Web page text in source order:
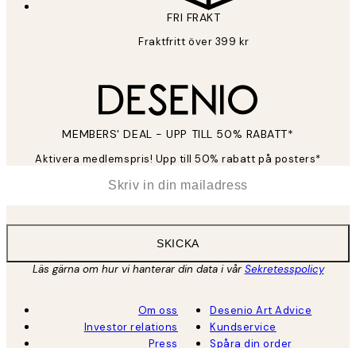
FRI FRAKT
Fraktfritt över 399 kr
MEMBERS' DEAL - UPP TILL 50% RABATT*
Aktivera medlemspris! Upp till 50% rabatt på posters*
SKICKA
Läs gärna om hur vi hanterar din data i vårSekretesspolicy
Om oss
Investor relations
Press
Desenio Art Advice
Kundservice
Spåra din order